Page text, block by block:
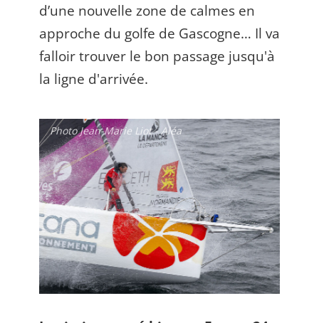
d’une nouvelle zone de calmes en
approche du golfe de Gascogne… Il va
falloir trouver le bon passage jusqu'à
la ligne d'arrivée.
Photo Jean-Marie Liot - Aléa